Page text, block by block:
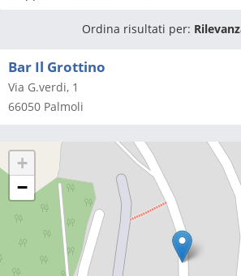
Ordina risultati per:
Bar Il Grottino
Via G.verdi, 1
66050 Palmoli
+
−